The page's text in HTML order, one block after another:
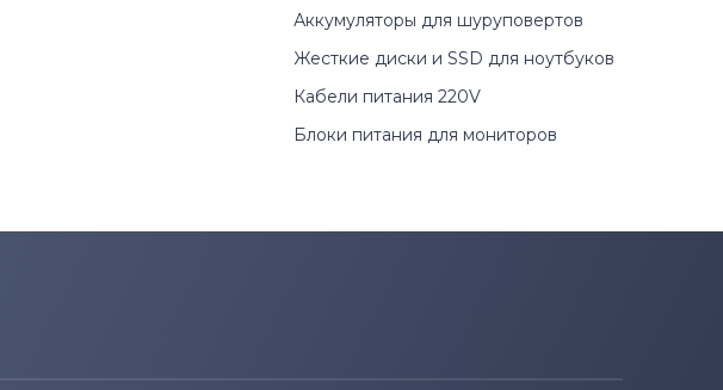
Аккумуляторы для шуруповертов
Жесткие диски и SSD для ноутбуков
Кабели питания 220V
Блоки питания для мониторов